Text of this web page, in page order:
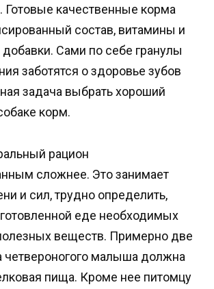
Готовые качественные корма
состав, витамины и
Сами по себе гранулы
заботятся о здоровье зубов
задача выбрать хороший
корм.
рацион
сложнее. Это занимает
и сил, трудно определить,
еде необходимых
веществ. Примерно две
четвероногого малыша должна
пища. Кроме нее питомцу